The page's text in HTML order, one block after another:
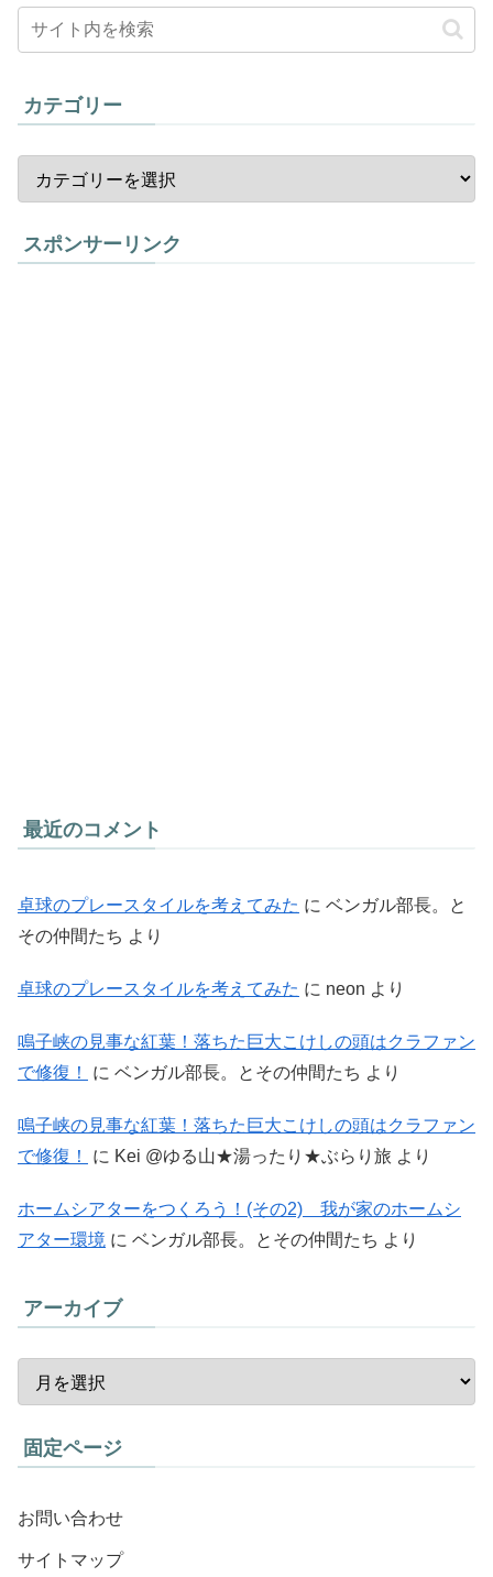
カテゴリー
スポンサーリンク
最近のコメント
卓球のプレースタイルを考えてみた に ベンガル部長。と
その仲間たち より
卓球のプレースタイルを考えてみた に neon より
鳴子峡の見事な紅葉！落ちた巨大こけしの頭はクラファン
で修復！
に ベンガル部長。とその仲間たち より
鳴子峡の見事な紅葉！落ちた巨大こけしの頭はクラファン
で修復！
に Kei @ゆる山★湯ったり★ぶらり旅 より
ホームシアターをつくろう！(その2) 我が家のホームシ
アター環境 に ベンガル部長。とその仲間たち より
アーカイブ
固定ページ
お問い合わせ
サイトマップ